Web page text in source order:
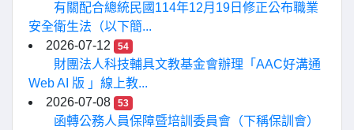
有關配合總統民國114年12月19日修正公布職業
安全衛生法（以下簡...
2026-07-12
54
財團法人科技輔具文教基金會辦理「AAC好溝通
Web AI 版 」線上教...
2026-07-08
53
函轉公務人員保障暨培訓委員會（下稱保訓會）